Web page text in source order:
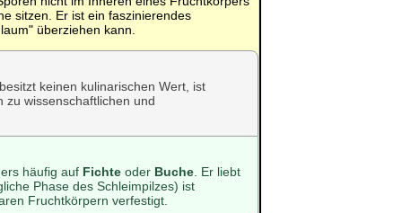
sitzen. Er ist ein faszinierendes
überziehen kann.
keinen kulinarischen Wert, ist
zu wissenschaftlichen und
häufig auf Fichteoder Buche. Er liebt
Phase des Schleimpilzes) ist
Fruchtkörpern verfestigt.